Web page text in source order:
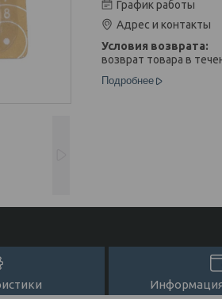
График работы
Адрес и контакты
возврат товара в
Подробнее